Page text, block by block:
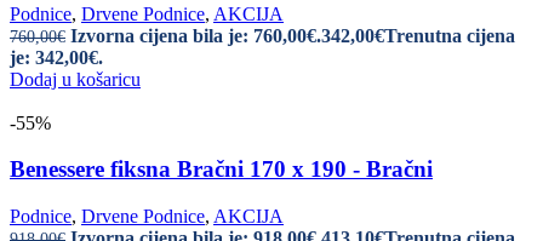
Podnice, Drvene Podnice, AKCIJA
760,00€ Izvorna cijena bila je: 760,00€.342,00€Trenutna cijena
je: 342,00€.
Dodaj u košaricu
-55%
Benessere fiksna Bračni 170 x 190 - Bračni
Podnice, Drvene Podnice, AKCIJA